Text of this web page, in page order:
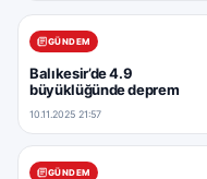
GÜNDEM
Balıkesir’de 4.9
büyüklüğünde deprem
10.11.2025 21:57
GÜNDEM